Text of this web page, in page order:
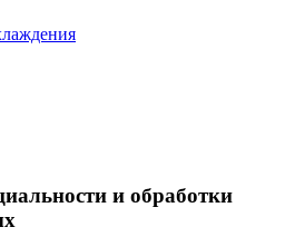
и обработки